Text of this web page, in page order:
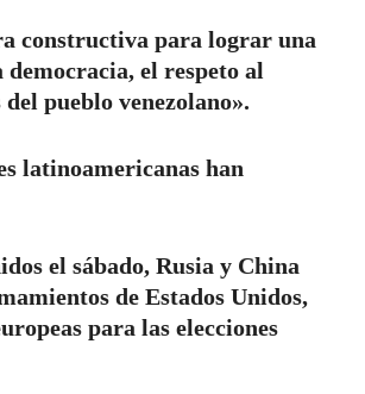
constructiva para lograr una
el respeto al
pueblo venezolano».
latinoamericanas han
el sábado, Rusia y China
de Estados Unidos,
para las elecciones